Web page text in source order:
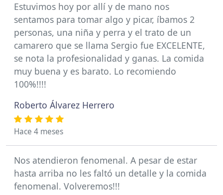
Estuvimos hoy por allí y de mano nos
sentamos para tomar algo y picar, íbamos 2
personas, una niña y perra y el trato de un
camarero que se llama Sergio fue EXCELENTE,
se nota la profesionalidad y ganas. La comida
muy buena y es barato. Lo recomiendo
100%!!!!
Roberto Álvarez Herrero
Hace 4 meses
Nos atendieron fenomenal. A pesar de estar
hasta arriba no les faltó un detalle y la comida
fenomenal. Volveremos!!!